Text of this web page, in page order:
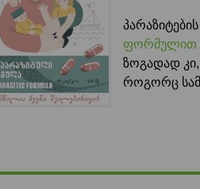
ფორმულით
ზოგადად
როგორც